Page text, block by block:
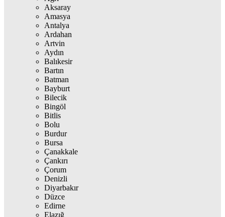
Aksaray
Amasya
Antalya
Ardahan
Artvin
Aydın
Balıkesir
Bartın
Batman
Bayburt
Bilecik
Bingöl
Bitlis
Bolu
Burdur
Bursa
Çanakkale
Çankırı
Çorum
Denizli
Diyarbakır
Düzce
Edirne
Elazığ